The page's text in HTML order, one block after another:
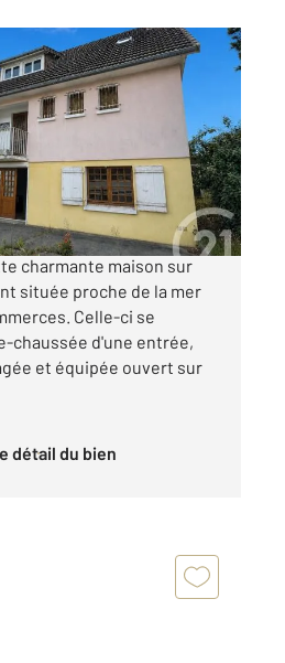
50
€
vous propose à AGON-
charmante maison sur
située proche de la mer
Celle-ci se
chaussée d'une entrée,
et équipée ouvert sur
détail du bien